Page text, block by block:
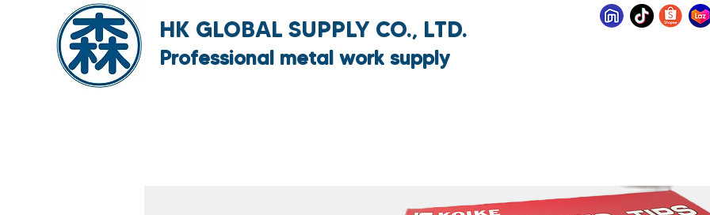
HK GLOBAL SUPPLY CO., LTD.
Professional metal work supply